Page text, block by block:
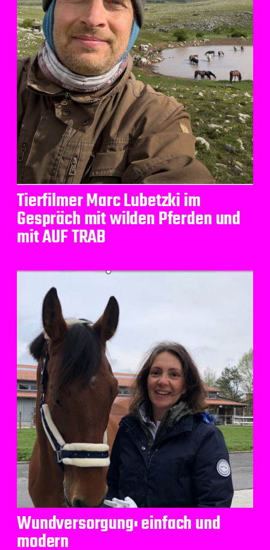
Tierfilmer Marc Lubetzki im
Gespräch mit wilden Pferden und
mit AUF TRAB
Wundversorgung: einfach und
modern